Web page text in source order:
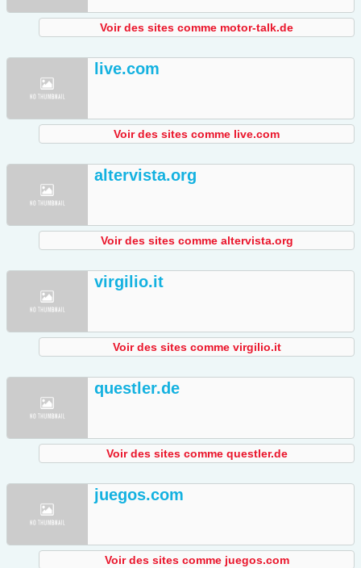
Voir des sites comme motor-talk.de
live.com
Voir des sites comme live.com
altervista.org
Voir des sites comme altervista.org
virgilio.it
Voir des sites comme virgilio.it
questler.de
Voir des sites comme questler.de
juegos.com
Voir des sites comme juegos.com